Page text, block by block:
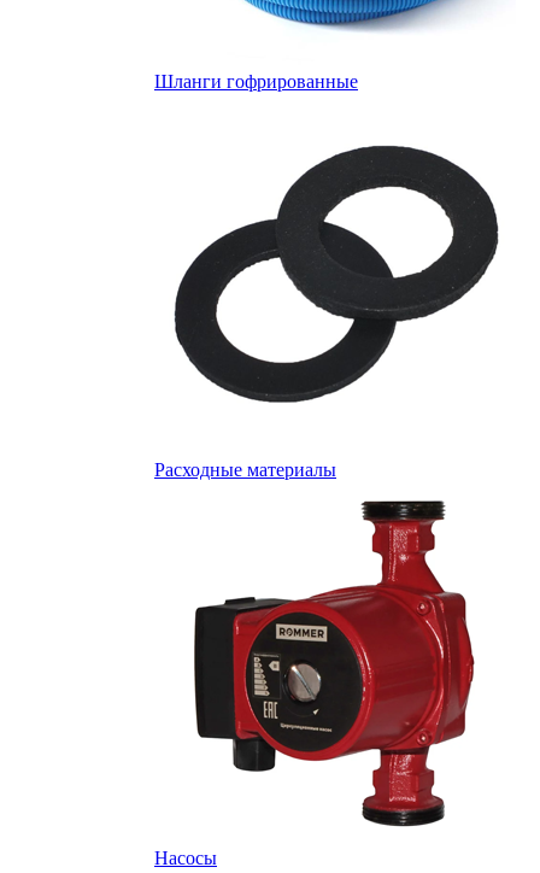
Шланги гофрированные
Расходные материалы
Насосы